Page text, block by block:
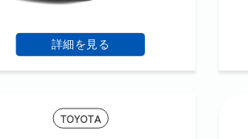
詳細を見る
TOYOTA